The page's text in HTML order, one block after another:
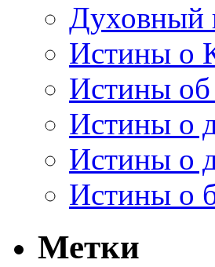
Духовный
Истины о
Истины об
Истины о
Истины о
Истины о
Метки